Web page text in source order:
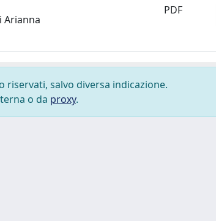
Arianna
PDF
salvo diversa indicazione.
o da proxy.